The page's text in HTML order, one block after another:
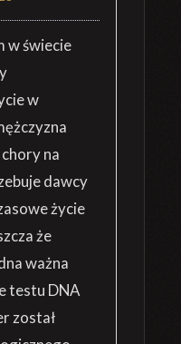
w świecie
w
na
dawcy
życie
że
ważna
testu DNA
został